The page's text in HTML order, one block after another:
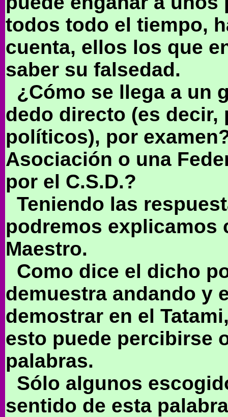
todos todo el tiempo,
cuenta, ellos los que
saber su falsedad.
¿Cómo se llega a un
dedo directo (es
políticos), por
Asociación o una
por el C.S.D.?
Teniendo las
podremos explicamos
Maestro.
Como dice el dicho
demuestra andando y
demostrar en el
esto puede percibirse
palabras.
Sólo algunos
sentido de esta